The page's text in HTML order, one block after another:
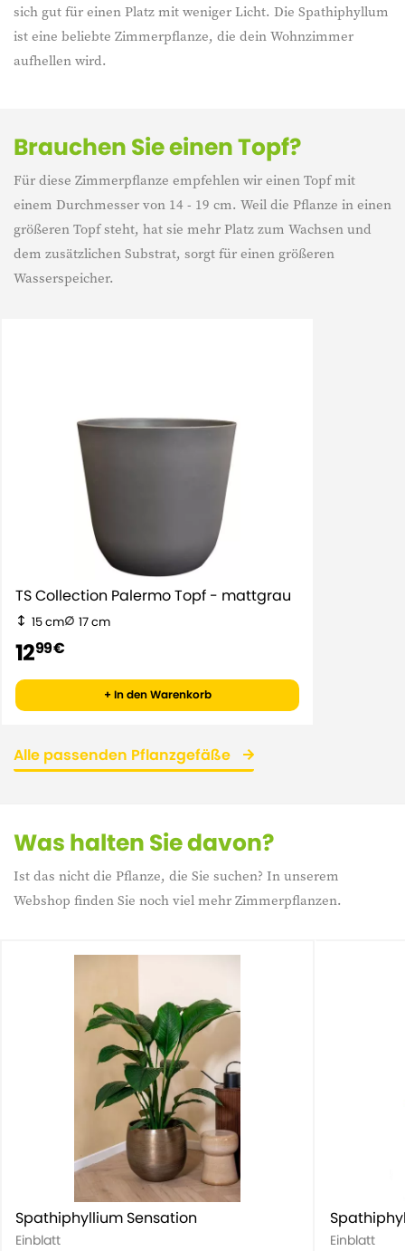
sich gut für einen Platz mit weniger Licht. Die Spathiphyllum
ist eine beliebte Zimmerpflanze, die dein Wohnzimmer
aufhellen wird.
Brauchen Sie einen Topf?
Für diese Zimmerpflanze empfehlen wir einen Topf mit
einem Durchmesser von 14 - 19 cm. Weil die Pflanze in einen
größeren Topf steht, hat sie mehr Platz zum Wachsen und
dem zusätzlichen Substrat, sorgt für einen größeren
Wasserspeicher.
TS Collection Palermo Topf - mattgrau
15 cm 17 cm
1299 €
+ In den Warenkorb
Alle passenden Pflanzgefäße
Was halten Sie davon?
Ist das nicht die Pflanze, die Sie suchen? In unserem
Webshop finden Sie noch viel mehr Zimmerpflanzen.
Spathiphyllium Sensation
Einblatt Einblatt